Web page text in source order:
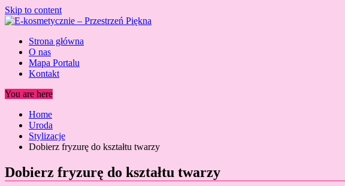
Skip to content
Strona główna
O nas
Mapa Portalu
Kontakt
You are here
Home
Uroda
Stylizacje
Dobierz fryzurę do kształtu twarzy
Dobierz fryzurę do kształtu twarzy